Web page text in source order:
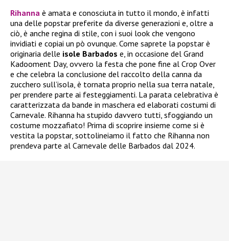
Rihanna è amata e conosciuta in tutto il mondo, è infatti
una delle popstar preferite da diverse generazioni e, oltre a
ciò, è anche regina di stile, con i suoi look che vengono
invidiati e copiai un pò ovunque. Come saprete la popstar è
originaria delle isole Barbados e, in occasione del Grand
Kadooment Day, ovvero la festa che pone fine al Crop Over
e che celebra la conclusione del raccolto della canna da
zucchero sull’isola, è tornata proprio nella sua terra natale,
per prendere parte ai festeggiamenti. La parata celebrativa è
caratterizzata da bande in maschera ed elaborati costumi di
Carnevale. Rihanna ha stupido davvero tutti, sfoggiando un
costume mozzafiato! Prima di scoprire insieme come si è
vestita la popstar, sottolineiamo il fatto che Rihanna non
prendeva parte al Carnevale delle Barbados dal 2024.